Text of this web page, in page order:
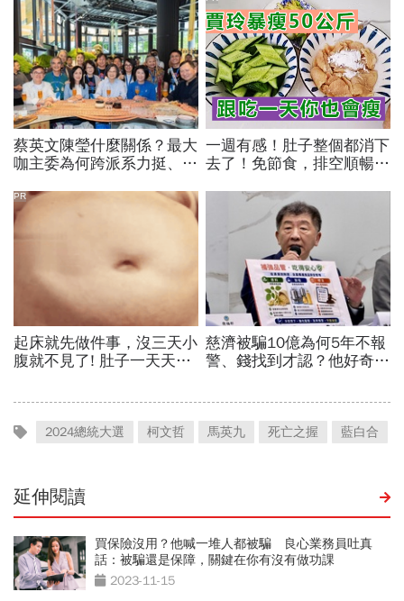
2024總統大選 柯文哲 馬英九 死亡之握 藍白合
延伸閱讀
買保險沒用？他喊一堆人都被騙 良心業務員吐真
話：被騙還是保障，關鍵在你有沒有做功課
2023-11-15